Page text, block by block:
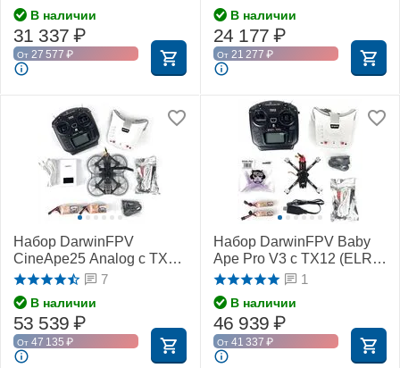
В наличии
31 337 ₽
От 27 577 ₽
В наличии
24 177 ₽
От 21 277 ₽
Набор DarwinFPV
CineApe25 Analog с TX12
(ELRS) (RTF)7
В наличии
53 539 ₽
От 47 135 ₽
Набор DarwinFPV Baby
Ape Pro V3 с TX12 (ELRS)
(RTF)
1
В наличии
46 939 ₽
От 41 337 ₽